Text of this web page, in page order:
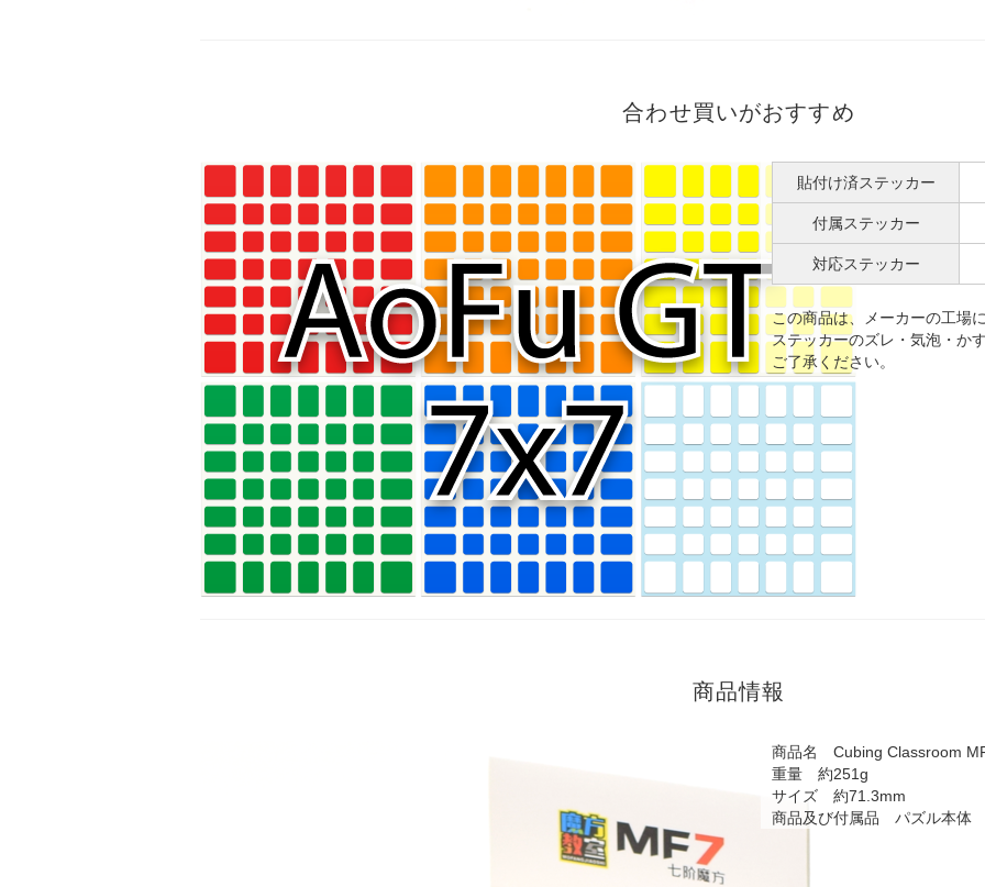
合わせ買いがおすすめ
貼付け済ステッカー
付属ステッカー
対応ステッカー
この商品は、メーカーの工場
ステッカーのズレ・気泡・か
ご了承ください。
商品情報
商品名 Cubing Classroom
重量 約251g
サイズ 約71.3mm
商品及び付属品 パズル本体